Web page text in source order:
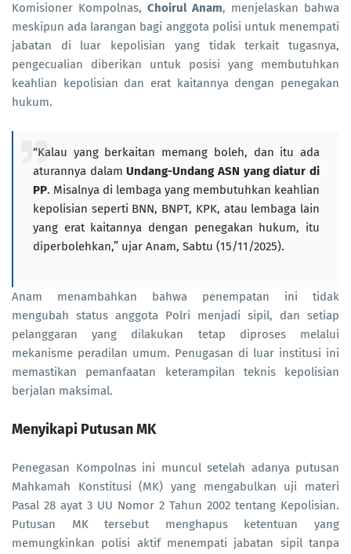
Komisioner Kompolnas, Choirul Anam, menjelaskan bahwa
meskipun ada larangan bagi anggota polisi untuk menempati
jabatan di luar kepolisian yang tidak terkait tugasnya,
pengecualian diberikan untuk posisi yang membutuhkan
keahlian kepolisian dan erat kaitannya dengan penegakan
hukum.
“Kalau yang berkaitan memang boleh, dan itu ada
aturannya dalamUndang-Undang ASN yang diatur di
PP. Misalnya di lembaga yang membutuhkan keahlian
kepolisian seperti BNN, BNPT, KPK, atau lembaga lain
yang erat kaitannya dengan penegakan hukum, itu
diperbolehkan,” ujar Anam, Sabtu (15/11/2025).
Anam menambahkan bahwa penempatan ini tidak
mengubah status anggota Polri menjadi sipil, dan setiap
pelanggaran yang dilakukan tetap diproses melalui
mekanisme peradilan umum. Penugasan di luar institusi ini
memastikan pemanfaatan keterampilan teknis kepolisian
berjalan maksimal.
Menyikapi Putusan MK
Penegasan Kompolnas ini muncul setelah adanya putusan
Mahkamah Konstitusi (MK) yang mengabulkan uji materi
Pasal 28 ayat 3 UU Nomor 2 Tahun 2002 tentang Kepolisian.
Putusan MK tersebut menghapus ketentuan yang
memungkinkan polisi aktif menempati jabatan sipil tanpa